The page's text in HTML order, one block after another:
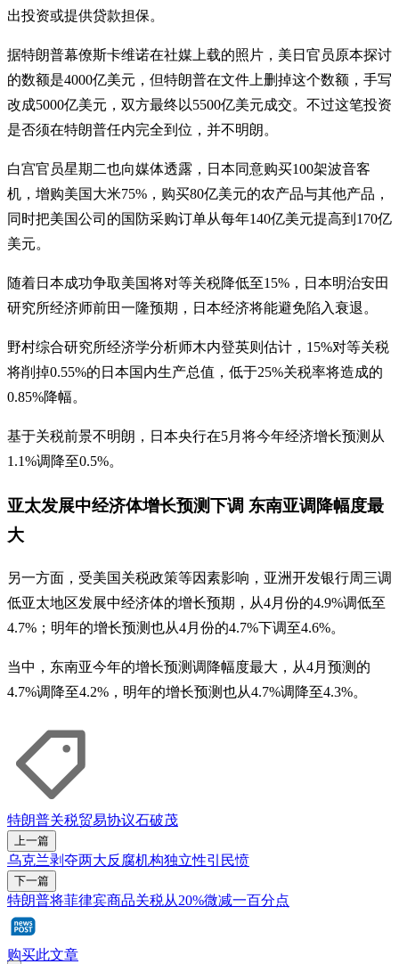
出投资或提供贷款担保。
据特朗普幕僚斯卡维诺在社媒上载的照片，美日官员原本探讨
的数额是4000亿美元，但特朗普在文件上删掉这个数额，手写
改成5000亿美元，双方最终以5500亿美元成交。不过这笔投资
是否须在特朗普任内完全到位，并不明朗。
白宫官员星期二也向媒体透露，日本同意购买100架波音客
机，增购美国大米75%，购买80亿美元的农产品与其他产品，
同时把美国公司的国防采购订单从每年140亿美元提高到170亿
美元。
随着日本成功争取美国将对等关税降低至15%，日本明治安田
研究所经济师前田一隆预期，日本经济将能避免陷入衰退。
野村综合研究所经济学分析师木内登英则估计，15%对等关税
将削掉0.55%的日本国内生产总值，低于25%关税率将造成的
0.85%降幅。
基于关税前景不明朗，日本央行在5月将今年经济增长预测从
1.1%调降至0.5%。
亚太发展中经济体增长预测下调 东南亚调降幅度最
大
另一方面，受美国关税政策等因素影响，亚洲开发银行周三调
低亚太地区发展中经济体的增长预期，从4月份的4.9%调低至
4.7%；明年的增长预测也从4月份的4.7%下调至4.6%。
当中，东南亚今年的增长预测调降幅度最大，从4月预测的
4.7%调降至4.2%，明年的增长预测也从4.7%调降至4.3%。
特朗普关税贸易协议石破茂
上一篇
乌克兰剥夺两大反腐机构独立性引民愤
下一篇
特朗普将菲律宾商品关税从20%微减一百分点
购买此文章